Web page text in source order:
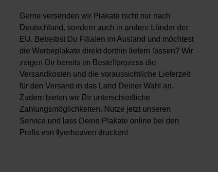
Gerne versenden wir Plakate nicht nur nach
Deutschland, sondern auch in andere Länder der
EU. Betreibst Du Filialen im Ausland und möchtest
die Werbeplakate direkt dorthin liefern lassen? Wir
zeigen Dir bereits im Bestellprozess die
Versandkosten und die voraussichtliche Lieferzeit
für den Versand in das Land Deiner Wahl an.
Zudem bieten wir Dir unterschiedliche
Zahlungsmöglichkeiten. Nutze jetzt unseren
Service und lass Deine Plakate online bei den
Profis von flyerheaven drucken!